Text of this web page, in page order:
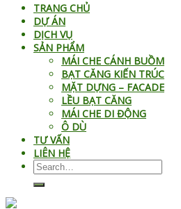
TRANG CHỦ
DỰ ÁN
DỊCH VỤ
SẢN PHẨM
MÁI CHE CÁNH BUỒM
BẠT CĂNG KIẾN TRÚC
MẶT DỰNG – FACADE
LỀU BẠT CĂNG
MÁI CHE DI ĐỘNG
Ô DÙ
TƯ VẤN
LIÊN HỆ
Search
for: